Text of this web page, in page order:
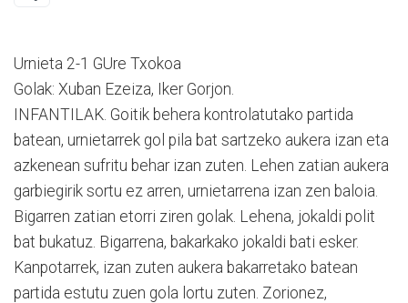
Urnieta 2-1 GUre Txokoa
Golak: Xuban Ezeiza, Iker Gorjon.
INFANTILAK. Goitik behera kontrolatutako partida
batean, urnietarrek gol pila bat sartzeko aukera izan eta
azkenean sufritu behar izan zuten. Lehen zatian aukera
garbiegirik sortu ez arren, urnietarrena izan zen baloia.
Bigarren zatian etorri ziren golak. Lehena, jokaldi polit
bat bukatuz. Bigarrena, bakarkako jokaldi bati esker.
Kanpotarrek, izan zuten aukera bakarretako batean
partida estutu zuen gola lortu zuten. Zorionez,